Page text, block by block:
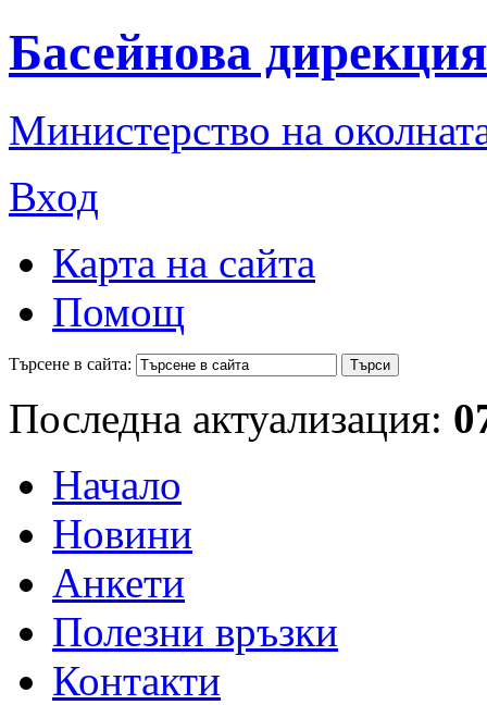
Басейнова
Министерство на
Вход
Карта на сайта
Помощ
Търсене в сайта:
Последна актуализация:
Начало
Новини
Анкети
Полезни връзки
Контакти